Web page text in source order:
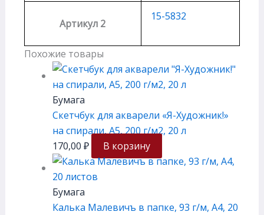
Артикул 2
15-5832
Похожие товары
Бумага
Скетчбук для акварели «Я-Художник!»
на спирали, А5, 200 г/м2, 20 л
170,00 ₽ В корзину
Бумага
Калька Малевичъ в папке, 93 г/м, А4, 20